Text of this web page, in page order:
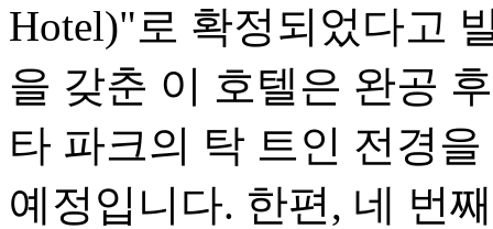
Hotel)"로 확정되었다고
을 갖춘 이 호텔은 완공
타 파크의 탁 트인 전경
예정입니다. 한편, 네 번